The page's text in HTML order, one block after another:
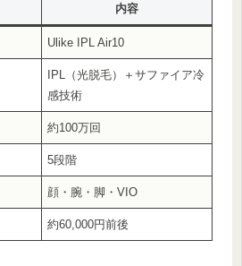
内容
Ulike IPL Air10
IPL（光脱毛）＋サファイア冷
感技術
約100万回
5段階
顔・腕・脚・VIO
約60,000円前後